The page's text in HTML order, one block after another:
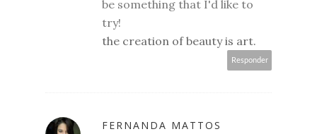
be something that I'd like to
try!
the creation of beauty is art.
Responder
FERNANDA MATTOS